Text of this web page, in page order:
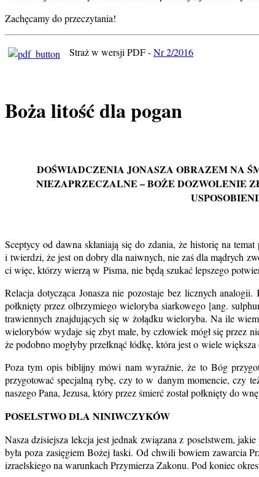
Zachęcamy do przeczytania!
Straż w wersji PDF -Nr 2/2016
Boża litość dla pogan
DOŚWIADCZENIA JONASZA OBRAZEM NA
NIEZAPRZECZALNE – BOŻE DOZWOLENIE
Sceptycy od dawna skłaniają się do zdania, że historię na
i twierdzi, że jest on dobry dla naiwnych, nie zaś dla mądrych
ci więc, którzy wierzą w Pisma, nie będą szukać lepszego
Relacja dotycząca Jonasza nie pozostaje bez licznych
połknięty przez olbrzymiego wieloryba siarkowego [ang.
trawiennych znajdujących się w żołądku wieloryba. Na ile
wielorybów wydaje się zbyt małe, by człowiek mógł się przez
że podobno mogłyby przełknąć łódkę, która jest o wiele większa
Poza tym opis biblijny mó­wi nam wyraźnie, że to Bóg
przygotować specjalną rybę, czy to w danym momencie, czy
naszego Pana, Jezusa, który przez śmierć został połknięty do
POSELSTWO DLA NINIWCZYKÓW
Nasza dzisiejsza lekcja jest jednak związana z poselstwem,
była poza zasięgiem Bożej łaski. Od chwili bowiem zawarcia
izraelskiego na warunkach Przymierza Zakonu. Pod koniec